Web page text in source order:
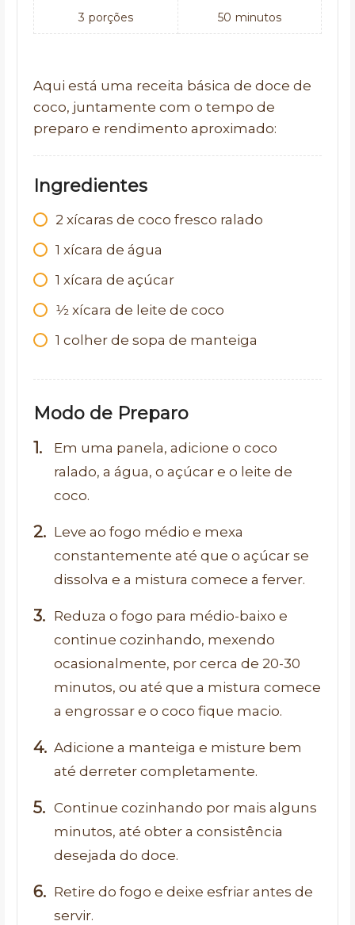
3 porções 50 minutos
Aqui está uma receita básica de doce de
coco, juntamente com o tempo de
preparo e rendimento aproximado:
Ingredientes
2 xícaras de coco fresco ralado
1 xícara de água
1 xícara de açúcar
1⁄2 xícara de leite de coco
1 colher de sopa de manteiga
Modo de Preparo
Em uma panela, adicione o coco
ralado, a água, o açúcar e o leite de
coco.
Leve ao fogo médio e mexa
constantemente até que o açúcar se
dissolva e a mistura comece a ferver.
Reduza o fogo para médio-baixo e
continue cozinhando, mexendo
ocasionalmente, por cerca de 20-30
minutos, ou até que a mistura comece
a engrossar e o coco fique macio.
Adicione a manteiga e misture bem
até derreter completamente.
Continue cozinhando por mais alguns
minutos, até obter a consistência
desejada do doce.
Retire do fogo e deixe esfriar antes de
servir.